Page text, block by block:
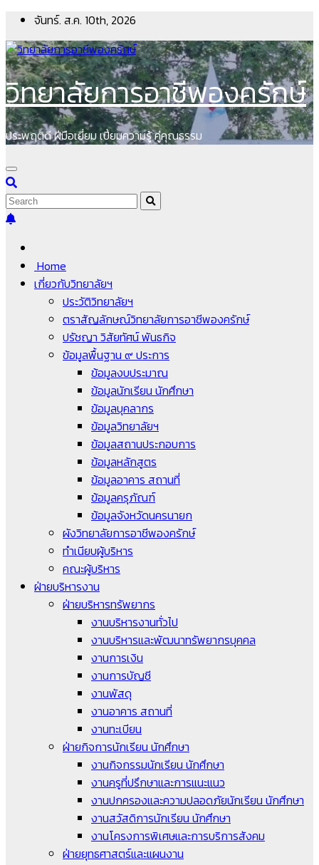
Skip
to
content
จันทร์. ส.ค. 10th, 2026
วิทยาลัยการอาชีพองครักษ์
ประพฤติดี ฝีมือเยี่ยม เปี่ยมความรู้ คู่คุณธรรม
Home
เกี่ยวกับวิทยาลัยฯ
ประวัติวิทยาลัยฯ
ตราสัญลักษณ์วิทยาลัยการอาชีพองครักษ์
ปรัชญา วิสัยทัศน์ พันธกิจ
ข้อมูลพื้นฐาน ๙ ประการ
ข้อมูลงบประมาณ
ข้อมูลนักเรียน นักศึกษา
ข้อมูลบุคลากร
ข้อมูลวิทยาลัยฯ
ข้อมูลสถานประกอบการ
ข้อมูลหลักสูตร
ข้อมูลอาคาร สถานที่
ข้อมูลครุภัณฑ์
ข้อมูลจังหวัดนครนายก
ผังวิทยาลัยการอาชีพองครักษ์
ทำเนียบผู้บริหาร
คณะผู้บริหาร
ฝ่ายบริหารงาน
ฝ่ายบริหารทรัพยากร
งานบริหารงานทั่วไป
งานบริหารและพัฒนาทรัพยากรบุคคล
งานการเงิน
งานการบัญชี
งานพัสดุ
งานอาคาร สถานที่
งานทะเบียน
ฝ่ายกิจการนักเรียน นักศึกษา
งานกิจกรรมนักเรียน นักศึกษา
งานครูที่ปรึกษาและการแนะแนว
งานปกครองและความปลอดภัยนักเรียน นักศึกษา
งานสวัสดิการนักเรียน นักศึกษา
งานโครงการพิเศษและการบริการสังคม
ฝ่ายยุทธศาสตร์และแผนงาน